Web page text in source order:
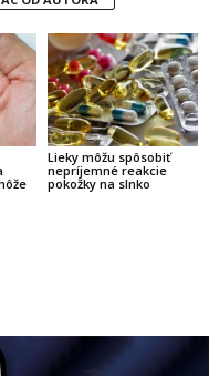
Lieky môžu spôsobiť
nepríjemné reakcie
pokožky na slnko